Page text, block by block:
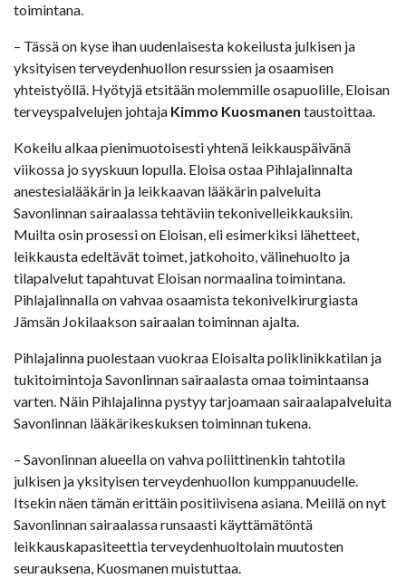
toimintana.
– Tässä on kyse ihan uudenlaisesta kokeilusta julkisen ja
yksityisen terveydenhuollon resurssien ja osaamisen
yhteistyöllä. Hyötyjä etsitään molemmille osapuolille, Eloisan
terveyspalvelujen johtaja Kimmo Kuosmanen taustoittaa.
Kokeilu alkaa pienimuotoisesti yhtenä leikkauspäivänä
viikossa jo syyskuun lopulla. Eloisa ostaa Pihlajalinnalta
anestesialääkärin ja leikkaavan lääkärin palveluita
Savonlinnan sairaalassa tehtäviin tekonivelleikkauksiin.
Muilta osin prosessi on Eloisan, eli esimerkiksi lähetteet,
leikkausta edeltävät toimet, jatkohoito, välinehuolto ja
tilapalvelut tapahtuvat Eloisan normaalina toimintana.
Pihlajalinnalla on vahvaa osaamista tekonivelkirurgiasta
Jämsän Jokilaakson sairaalan toiminnan ajalta.
Pihlajalinna puolestaan vuokraa Eloisalta poliklinikkatilan ja
tukitoimintoja Savonlinnan sairaalasta omaa toimintaansa
varten. Näin Pihlajalinna pystyy tarjoamaan sairaalapalveluita
Savonlinnan lääkärikeskuksen toiminnan tukena.
– Savonlinnan alueella on vahva poliittinenkin tahtotila
julkisen ja yksityisen terveydenhuollon kumppanuudelle.
Itsekin näen tämän erittäin positiivisena asiana. Meillä on nyt
Savonlinnan sairaalassa runsaasti käyttämätöntä
leikkauskapasiteettia terveydenhuoltolain muutosten
seurauksena, Kuosmanen muistuttaa.